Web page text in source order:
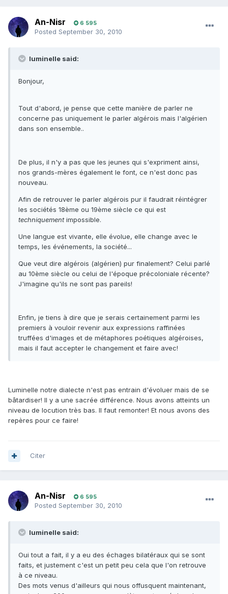
An-Nisr 6 595
Posted September 30, 2010
luminelle said:
Bonjour,
Tout d'abord, je pense que cette manière de parler ne
concerne pas uniquement le parler algérois mais l'algérien
dans son ensemble..
De plus, il n'y a pas que les jeunes qui s'expriment ainsi,
nos grands-mères également le font, ce n'est donc pas
nouveau.
Afin de retrouver le parler algérois pur il faudrait réintégrer
les sociétés 18ème ou 19ème siècle ce qui est
techniquementimpossible.
Une langue est vivante, elle évolue, elle change avec le
temps, les événements, la société...
Que veut dire algérois (algérien) pur finalement? Celui parlé
au 10ème siècle ou celui de l'époque précoloniale récente?
J'imagine qu'ils ne sont pas pareils!
Enfin, je tiens à dire que je serais certainement parmi les
premiers à vouloir revenir aux expressions raffinées
truffées d'images et de métaphores poétiques algéroises,
mais il faut accepter le changement et faire avec!
Luminelle notre dialecte n'est pas entrain d'évoluer mais de se
bâtardiser! Il y a une sacrée différence. Nous avons atteints un
niveau de locution très bas. Il faut remonter! Et nous avons des
repères pour ce faire!
Citer
An-Nisr 6 595
Posted September 30, 2010
luminelle said:
Oui tout a fait, il y a eu des échages bilatéraux qui se sont
faits, et justement c'est un petit peu cela que l'on retrouve
à ce niveau.
Des mots venus d'ailleurs qui nous offusquent maintenant,